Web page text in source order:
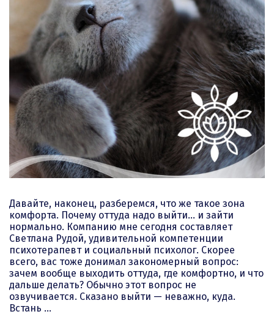
Давайте, наконец, разберемся, что же такое зона
комфорта. Почему оттуда надо выйти… и зайти
нормально. Компанию мне сегодня составляет
Светлана Рудой, удивительной компетенции
психотерапевт и социальный психолог. Скорее
всего, вас тоже донимал закономерный вопрос:
зачем вообще выходить оттуда, где комфортно, и что
дальше делать? Обычно этот вопрос не
озвучивается. Сказано выйти — неважно, куда.
Встань …